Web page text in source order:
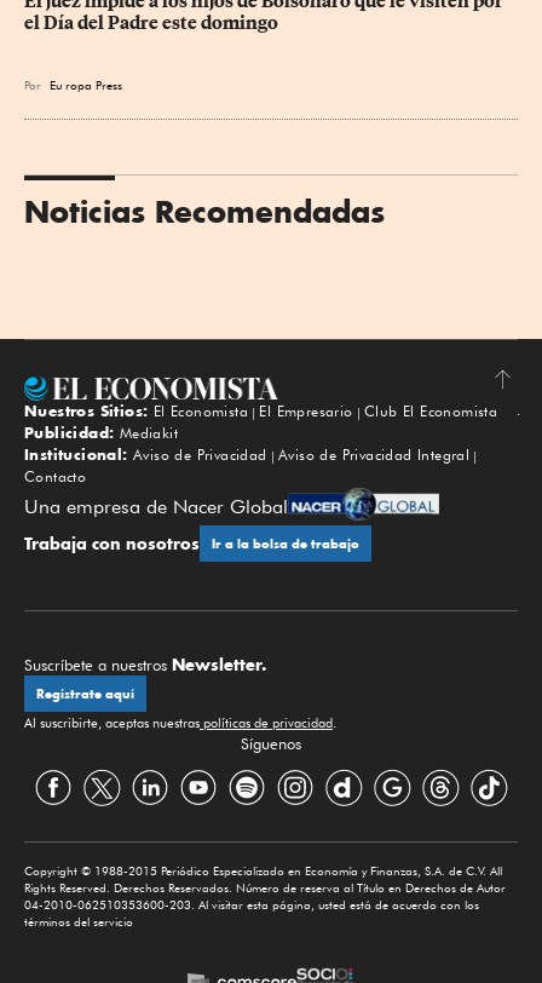
el Día del Padre este domingo
Por Eu ropa Press
Noticias Recomendadas
Subir
Nuestros Sitios: El Economista El Empresario
Club El Economista
Publicidad: Mediakit
Institucional: Aviso de Privacidad
Aviso de Privacidad Integral
Contacto
Una empresa de Nacer Global
Trabaja con nosotros Ir a la bolsa de trabajo
Suscríbete a nuestros Newsletter.
Regístrate aquí
Al suscribirte, aceptas nuestras políticas de privacidad.
Síguenos
Copyright © 1988-2015 Periódico Especializado en Economía y Finanzas, S.A. de C.V. All
Rights Reserved. Derechos Reservados. Número de reserva al Título en Derechos de Autor
04-2010-062510353600-203. Al visitar esta página, usted está de acuerdo con los
términos del servicio